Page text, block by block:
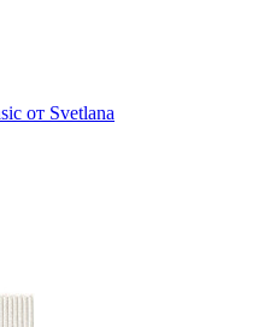
от Svetlana